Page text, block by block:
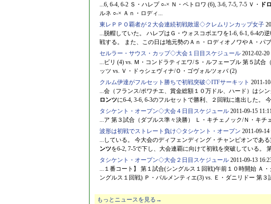
...6, 6-4, 6-2 Ｓ・ハレプ ○-× Ｎ・ペトロワ (6), 3-6, 7-5, 7-5 Ｖ・
ド
ルネ ○-× Ａｎ・ロディ...
東レＰＰＯ覇者が２大会連続初戦敗退◇クレムリンカップ女子
...脱帽していた。 ハレプはＧ・ウォスコボエワを1-6, 6-1, 6-4の
戦する。 また、この日は地元勢のＡｎ・ロディオノワやＡ・パ
セルラー・サウス・カップ◇大会１日目スケジュール 2012-02-20
...ビリ (4) vs. Ｍ・コンドラティエワ/Ｓ・ルフェーブル 第５試合
ッツ vs. Ｖ・ドゥシェヴィナ/Ｏ・ゴヴォルツォバ (2)
クルム伊達がフルセット勝ちで初戦突破◇ITFサーキット 2011-
...会（フランス/ポワチエ、賞金総額１０万ドル、ハード）はシ
ロンツに6-4, 3-6, 6-3のフルセットで勝利、２回戦に進出した。
タシケント・オープン◇大会４日目スケジュール 2011-09-15
...ア 第３試合（ダブルス準々決勝） Ｌ・キチェノック/Ｎ・キチ
波形は初戦でストレート負け◇タシケント・オープン 2011-09-14
...している。 今大会のディフェンディング・チャンピオンであ
ンツを6-2, 7-5で下し、大会連覇に向けて初戦を突破している。
タシケント・オープン◇大会２日目スケジュール 2011-09-13
...１番コート】 第１試合(シングルス１回戦)午前１０時開始 Ａ・
ングルス１回戦) Ｐ・パルメンティエ(3) vs. Ｅ・ダニリドー 第３
もっとニュースを見る→